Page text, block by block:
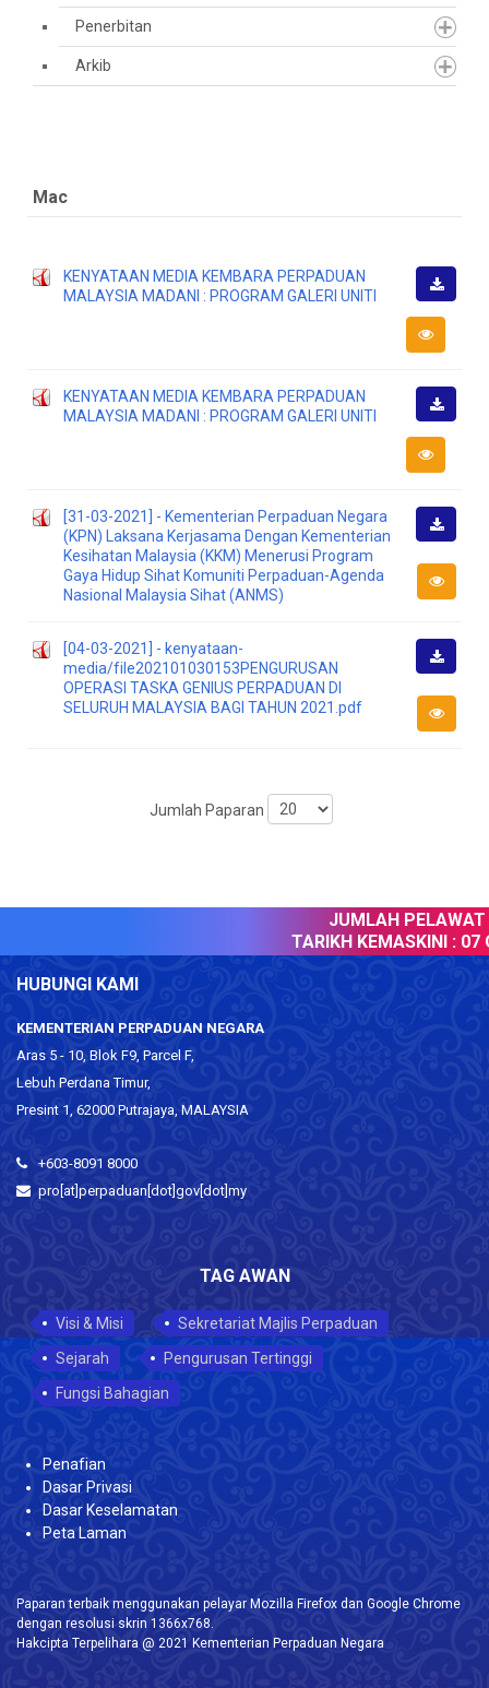
Penerbitan
Arkib
Mac
KENYATAAN MEDIA KEMBARA PERPADUAN
MALAYSIA MADANI : PROGRAM GALERI UNITI
Turun
KENYATAAN MEDIA KEMBARA PERPADUAN
MALAYSIA MADANI : PROGRAM GALERI UNITI
Turun
[31-03-2021] - Kementerian Perpaduan Negara
(KPN) Laksana Kerjasama Dengan Kementerian
Kesihatan Malaysia (KKM) Menerusi Program
Gaya Hidup Sihat Komuniti Perpaduan-Agenda
Nasional Malaysia Sihat (ANMS)
Turun
[04-03-2021] - kenyataan-
media/file202101030153PENGURUSAN
OPERASI TASKA GENIUS PERPADUAN DI
SELURUH MALAYSIA BAGI TAHUN 2021.pdf
Turun
Jumlah Paparan
JUMLAH PELAWAT :
TARIKH KEMASKINI : 07
HUBUNGI KAMI
KEMENTERIAN PERPADUAN NEGARA
Aras 5 - 10, Blok F9, Parcel F,
Lebuh Perdana Timur,
Presint 1, 62000 Putrajaya, MALAYSIA
+603-8091 8000
pro[at]perpaduan[dot]gov[dot]my
TAG AWAN
Visi & Misi
Sekretariat Majlis Perpaduan
Sejarah
Pengurusan Tertinggi
Fungsi Bahagian
Penafian
Dasar Privasi
Dasar Keselamatan
Peta Laman
Paparan terbaik menggunakan pelayar Mozilla Firefox dan Google Chrome
dengan resolusi skrin 1366x768.
Hakcipta Terpelihara @ 2021 Kementerian Perpaduan Negara